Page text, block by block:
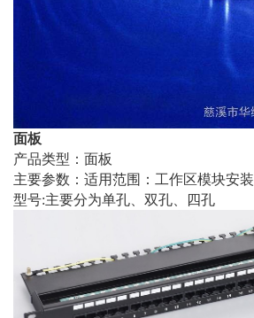
面板
产品类型：面板
主要参数：适用范围：工作区模块安装
型号:主要分为单孔、双孔、四孔